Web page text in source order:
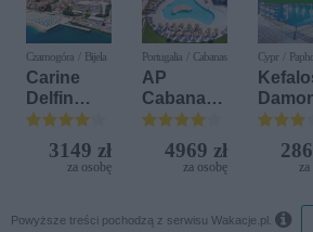
Czarnogóra / Bijela
Carine
Delfin
Bijela (ex.
Iberostar
Bijela
3149 zł
za osobę
Portugalia / Cabanas
AP
Cabanas
Beach &
Nature
4969 zł
za osobę
Cypr /
Powyższe treści pochodzą z serwisu Wakacje.pl. 